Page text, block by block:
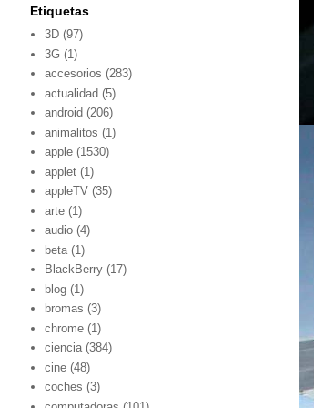
Etiquetas
3D (97)
3G (1)
accesorios (283)
actualidad (5)
android (206)
animalitos (1)
apple (1530)
applet (1)
appleTV (35)
arte (1)
audio (4)
beta (1)
BlackBerry (17)
blog (1)
bromas (3)
chrome (1)
ciencia (384)
cine (48)
coches (3)